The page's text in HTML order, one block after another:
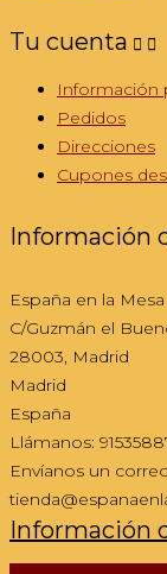
Tu cuenta  
Información
Pedidos
Direcciones
Cupones
Información
España en la Mesa
C/Guzmán el
28003, Madrid
Madrid
España
Llámanos:
Envíanos un
Información